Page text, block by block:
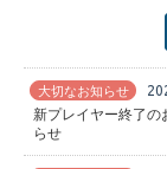
大切なお知らせ
新プレイヤー終了の
らせ